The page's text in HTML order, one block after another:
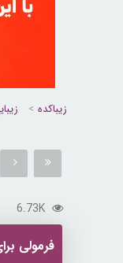
زیباکده
6.73K
فرمولی